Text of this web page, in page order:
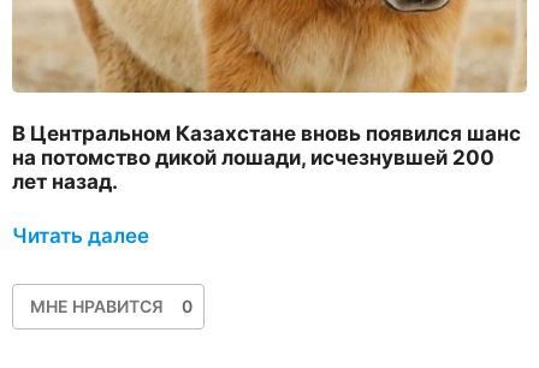
В Центральном Казахстане вновь появился шанс
на потомство дикой лошади, исчезнувшей 200
лет назад.
Читать далее
МНЕ НРАВИТСЯ 0